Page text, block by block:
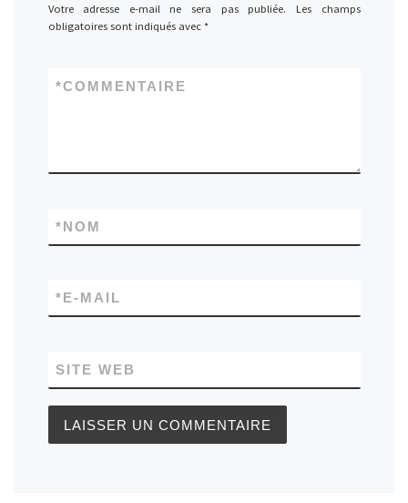
Votre adresse e-mail ne sera pas publiée.
Les champs
obligatoires sont indiqués avec *
COMMENTAIRE
*
NOM
*
E-MAIL
*
SITE WEB